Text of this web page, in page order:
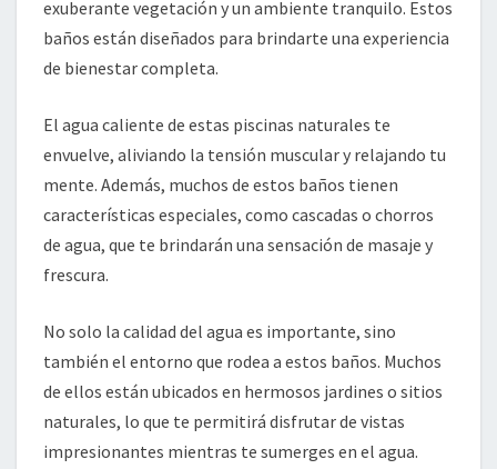
exuberante vegetación y un ambiente tranquilo. Estos
baños están diseñados para brindarte una experiencia
de bienestar completa.
El agua caliente de estas piscinas naturales te
envuelve, aliviando la tensión muscular y relajando tu
mente. Además, muchos de estos baños tienen
características especiales, como cascadas o chorros
de agua, que te brindarán una sensación de masaje y
frescura.
No solo la calidad del agua es importante, sino
también el entorno que rodea a estos baños. Muchos
de ellos están ubicados en hermosos jardines o sitios
naturales, lo que te permitirá disfrutar de vistas
impresionantes mientras te sumerges en el agua.